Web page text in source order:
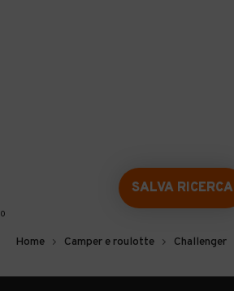
SALVA RICERCA
0
Home Camper e roulotte Challenger